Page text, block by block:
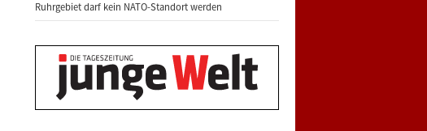
Ruhrgebiet darf kein NATO-Standort werden